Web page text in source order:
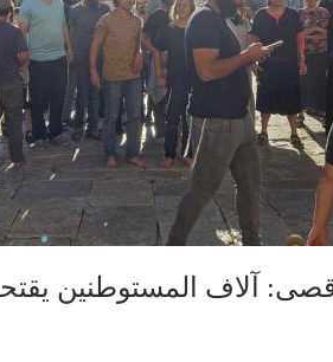
آلاف المستوطنين